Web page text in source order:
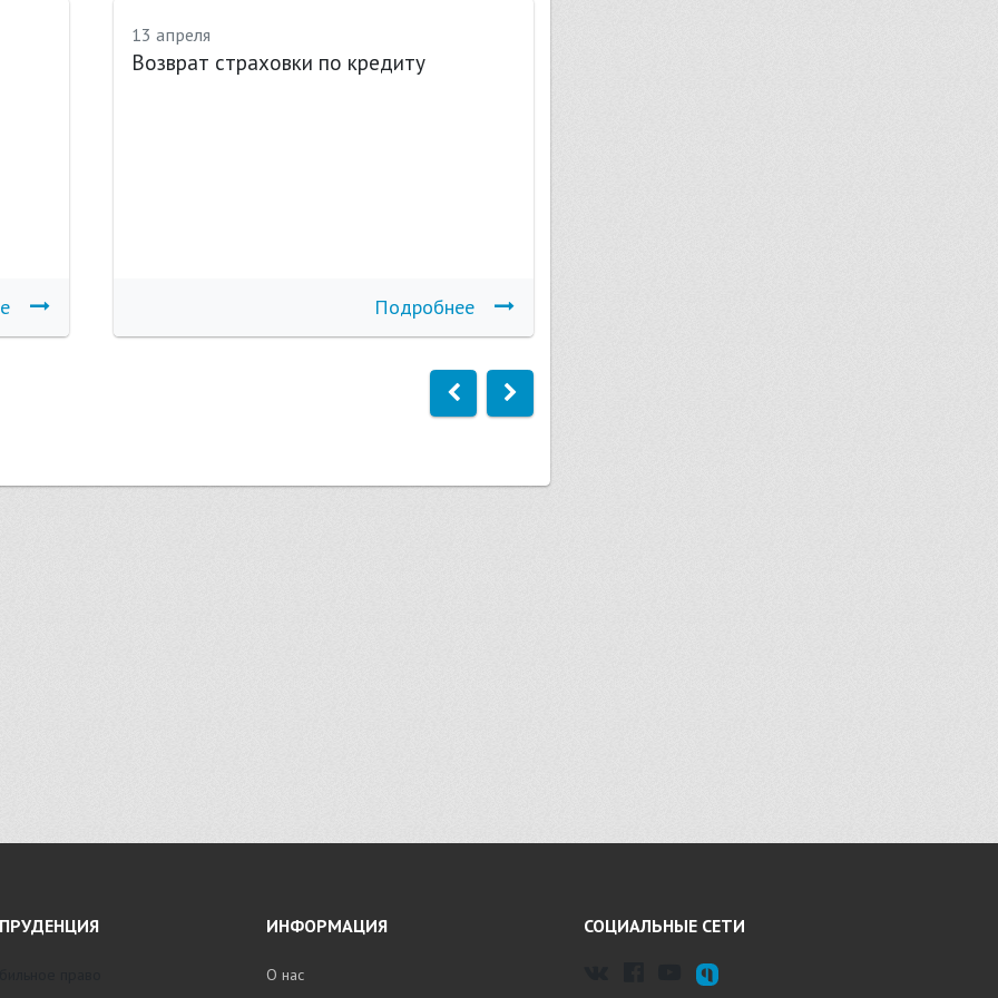
13 апреля
Возврат страховки по кредиту
Подробнее
ИНФОРМАЦИЯ
О нас
СОЦИАЛЬНЫЕ СЕТИ